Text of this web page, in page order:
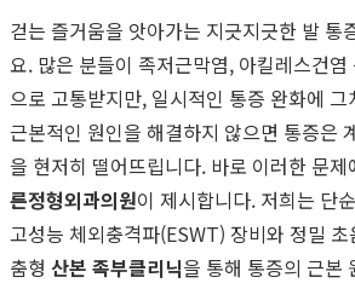
걷는 즐거움을 앗아가는 지긋지긋한 발 통
요. 많은 분들이 족저근막염, 아킬레스건
으로 고통받지만, 일시적인 통증 완화에
근본적인 원인을 해결하지 않으면 통증은
을 현저히 떨어뜨립니다. 바로 이러한 문제
른정형외과의원이 제시합니다. 저희는 단
고성능 체외충격파(ESWT) 장비와 정밀
춤형 산본 족부클리닉을 통해 통증의 근본